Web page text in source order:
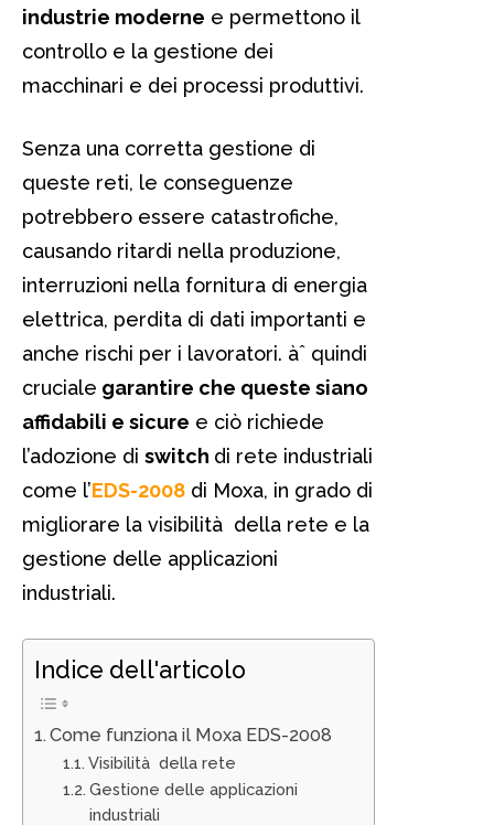
industrie moderne e permettono il
controllo e la gestione dei
macchinari e dei processi produttivi.
Senza una corretta gestione di
queste reti, le conseguenze
potrebbero essere catastrofiche,
causando ritardi nella produzione,
interruzioni nella fornitura di energia
elettrica, perdita di dati importanti e
anche rischi per i lavoratori. àˆ quindi
cruciale garantire che queste siano
affidabili e sicure e ciò richiede
l’adozione di switch di rete industriali
come l’EDS-2008 di Moxa, in grado di
migliorare la visibilità della rete e la
gestione delle applicazioni
industriali.
Indice dell'articolo
Come funziona il Moxa EDS-2008
Visibilità della rete
Gestione delle applicazioni
industriali